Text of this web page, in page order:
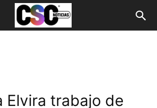
Elvira trabajo de